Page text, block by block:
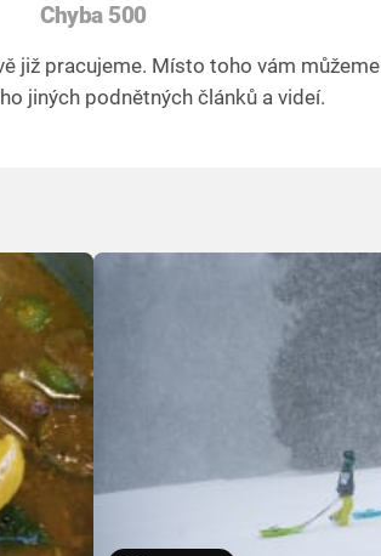
Chyba 500
již pracujeme. Místo toho vám můžeme
jiných podnětných článků a videí.